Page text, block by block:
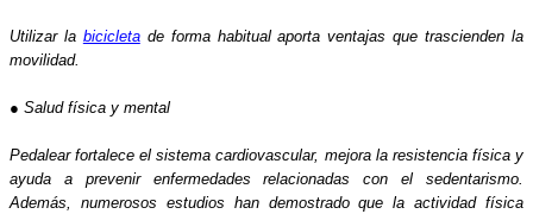
Utilizar la bicicletade forma habitual aporta ventajas que trascienden la
movilidad.
● Salud física y mental
Pedalear fortalece el sistema cardiovascular, mejora la resistencia física y
ayuda a prevenir enfermedades relacionadas con el sedentarismo.
Además, numerosos estudios han demostrado que la actividad física